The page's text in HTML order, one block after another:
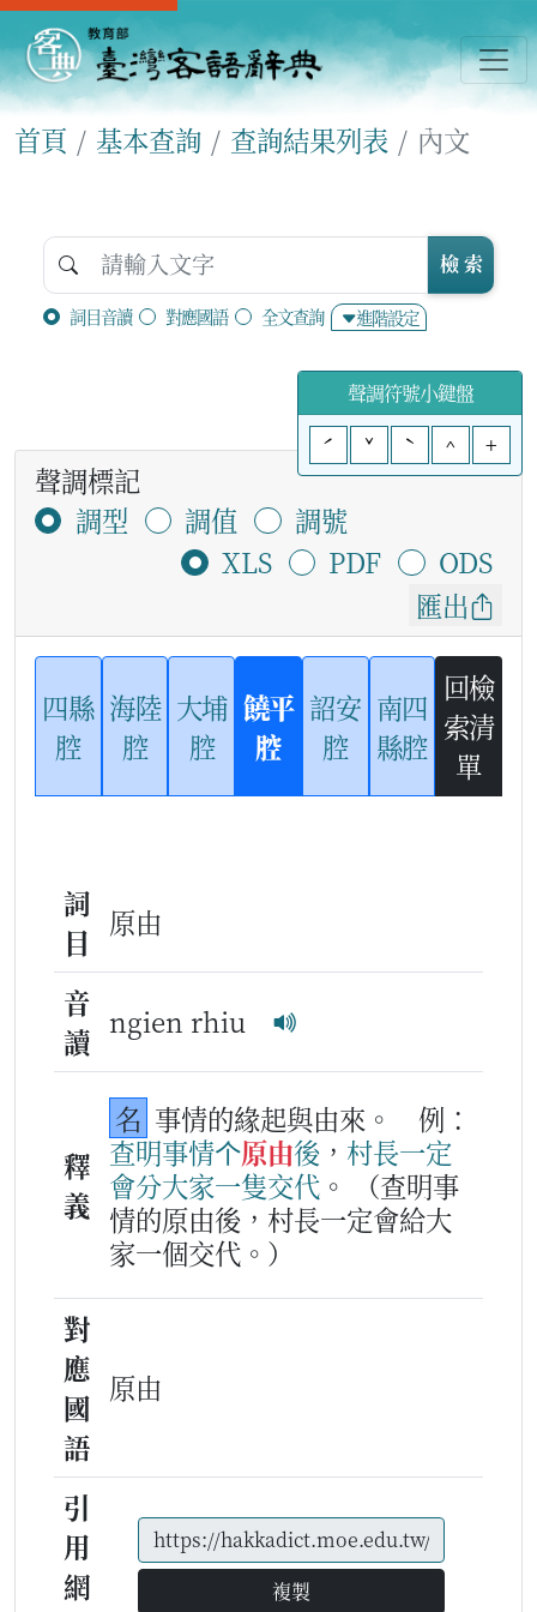
首頁 基本查詢 查詢結果列表 內文
詞目音讀 對應國語 全文查詢 進階設定
檢 索
聲調符號小鍵盤
ˊ
ˇ ˋ ^ +
聲調標記
調型
調值
調號
XLS
PDF
ODS
匯出
四縣
腔
海陸
腔
大埔
腔
饒平
腔
詔安
腔
南四
縣腔
回檢
索清
單
詞
目
原由
音
讀
ngien rhiu
釋
義
名 事情的緣起與由來。
例：
查明事情个原由後 ， 村長一定
會分大家一隻交代 。
（查明事
情的原由後，村長一定會給大
家一個交代。）
對
應
國
語
原由
引
用
網
複製